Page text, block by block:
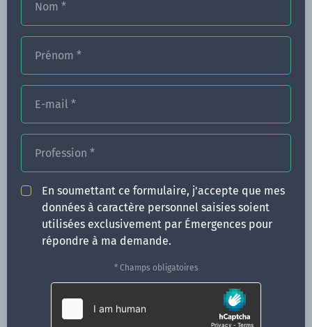
Nom *
Prénom *
E-mail *
Profession *
En soumettant ce formulaire, j'accepte que mes
données à caractère personnel saisies soient
utilisées exclusivement par Émergences pour
répondre à ma demande.
* Champs obligatoires
CONGRÈS
ACTUALITÉS
INFOS PRATIQUES
Qui sommes-nous ?
CONTACT
35000 Rennes
02 99 05 25 47